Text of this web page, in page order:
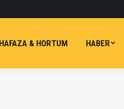
& HORTUM HABER